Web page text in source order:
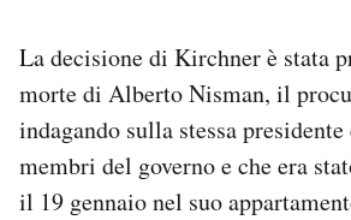
La decisione di Kirchner è stata
morte di Alberto Nisman, il
indagando sulla stessa
membri del governo e che era
il 19 gennaio nel suo